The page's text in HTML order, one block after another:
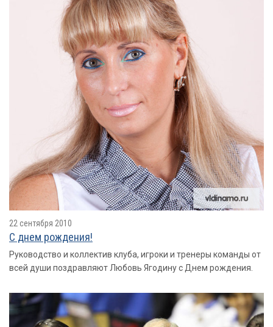
22 сентября 2010
С днем рождения!
Руководство и коллектив клуба, игроки и тренеры команды от
всей души поздравляют Любовь Ягодину с Днем рождения.